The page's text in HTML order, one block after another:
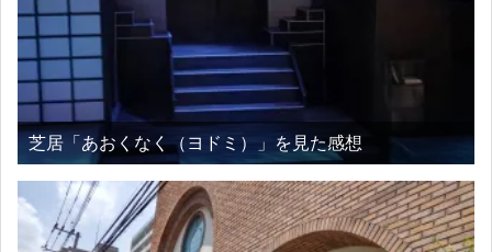
芝居「あおくなく（ヨドミ）」を見た感想